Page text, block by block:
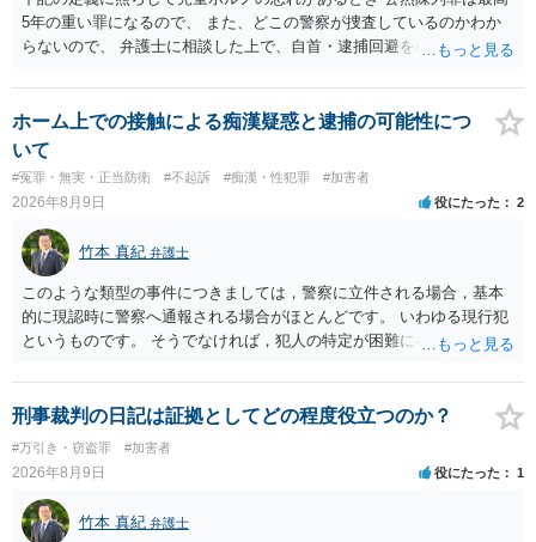
5年の重い罪になるので、 また、どこの警察が捜査しているのかわか
らないので、 弁護士に相談した上で、自首・逮捕回避を検討して下さ
童の性的な部位（性器等若しくはその周辺部、臀でん部又は胸部をい
う。）が露出され又は強調されているものであり、かつ、性欲を興奮
させ又は刺激するもの
ホーム上での接触による痴漢疑惑と逮捕の可能性につ
いて
#冤罪・無実・正当防衛 #不起訴 #痴漢・性犯罪 #加害者
2026年8月9日 役にたった 2
竹本 真紀 弁護士
このような類型の事件につきましては，警察に立件される場合，基本
的に現認時に警察へ通報される場合がほとんどです。 いわゆる現行犯
というものです。 そうでなければ，犯人の特定が困難になってしまい
（事件性）とともに，誰の行為かの判断がされる（犯人性）が必要な
のですが，現認時に警察が臨場できる場合以外は，基本的に犯人性を
特定することができません。もちろん，常習性が顕著で，既に前科を
有していて警察に把握されていれば別ですが，そのような方は，この
ような場所に質問を掲げてくることはありません。心配・不安になる
ことはよくわかるのですが，心配・不安を感じている方は，警察に把
握されていることがありませんので，犯人性が特定されることはあり
刑事裁判の日記は証拠としてどの程度役立つのか？
#万引き・窃盗罪 #加害者
2026年8月9日 役にたった 1
竹本 真紀 弁護士